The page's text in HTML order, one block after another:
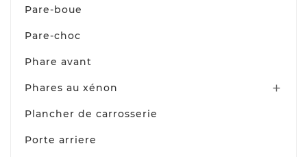
Pare-boue
Pare-choc
Phare avant
Phares au xénon 
Plancher de carrosserie
Porte arriere